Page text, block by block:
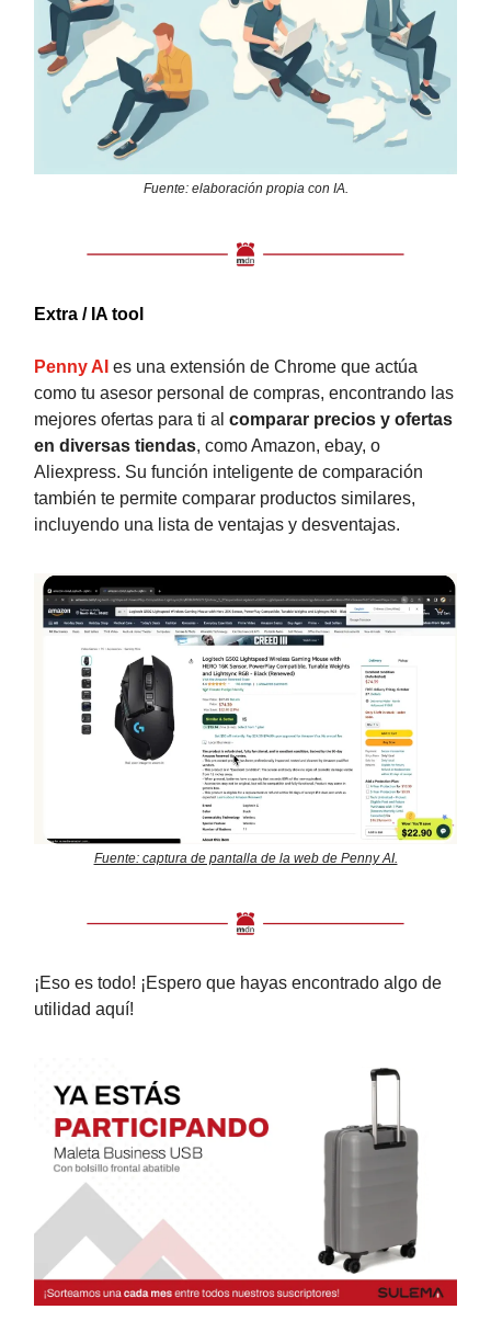
Fuente: elaboración propia con IA.
Extra / IA tool
Penny AI es una extensión de Chrome que actúa
como tu asesor personal de compras, encontrando las
mejores ofertas para ti al comparar precios y ofertas
en diversas tiendas, como Amazon, ebay, o
Aliexpress. Su función inteligente de comparación
también te permite comparar productos similares,
incluyendo una lista de ventajas y desventajas.
Fuente: captura de pantalla de la web de Penny AI.
¡Eso es todo! ¡Espero que hayas encontrado algo de
utilidad aquí!